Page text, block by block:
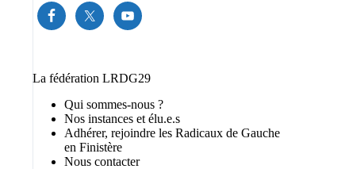
La fédération LRDG29
Qui sommes-nous ?
Nos instances et élu.e.s
Adhérer, rejoindre les Radicaux de Gauche
en Finistère
Nous contacter